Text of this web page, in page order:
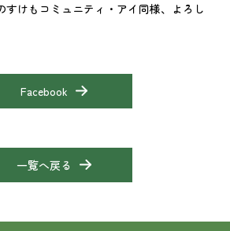
すけもコミュニティ・アイ同様、よろし
Facebook
一覧へ戻る